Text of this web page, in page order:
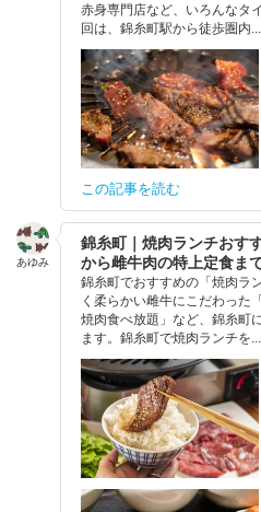
赤身専門店など、いろんなタ
回は、錦糸町駅から徒歩圏内...
この記事を読む
あゆみ
錦糸町｜焼肉ランチおす
から雌牛肉の特上定食ま
錦糸町でおすすめの「焼肉ラ
く柔らかい雌牛にこだわった
焼肉食べ放題」など、錦糸町
ます。錦糸町で焼肉ランチを...